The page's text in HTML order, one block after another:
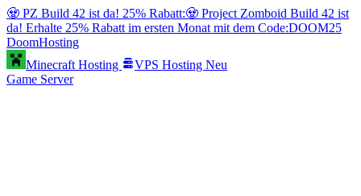
🧟 PZ Build 42 ist da! 25% Rabatt:🧟 Project Zomboid Build 42 ist
da! Erhalte 25% Rabatt im ersten Monat mit dem Code:DOOM25
DoomHosting
Minecraft Hosting
VPS Hosting Neu
Game Server